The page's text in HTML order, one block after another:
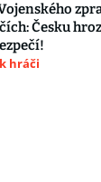
Česku
hráči